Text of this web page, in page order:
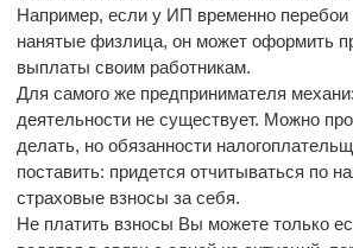
Например, если у ИП временно перебои
нанятые физлица, он может оформить
выплаты своим работникам.
Для самого же предпринимателя
деятельности не существует. Можно
делать, но обязанности
поставить: придется отчитываться по
страховые взносы за себя.
Не платить взносы Вы можете только